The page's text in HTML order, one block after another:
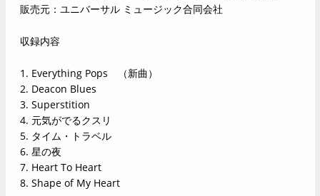
販売元：ユニバーサル ミュージック合同会社
収録内容
1. Everything Pops （新曲）
2. Deacon Blues
3. Superstition
4. 元気がでるクスリ
5. タイム・トラベル
6. 星の夜
7. Heart To Heart
8. Shape of My Heart